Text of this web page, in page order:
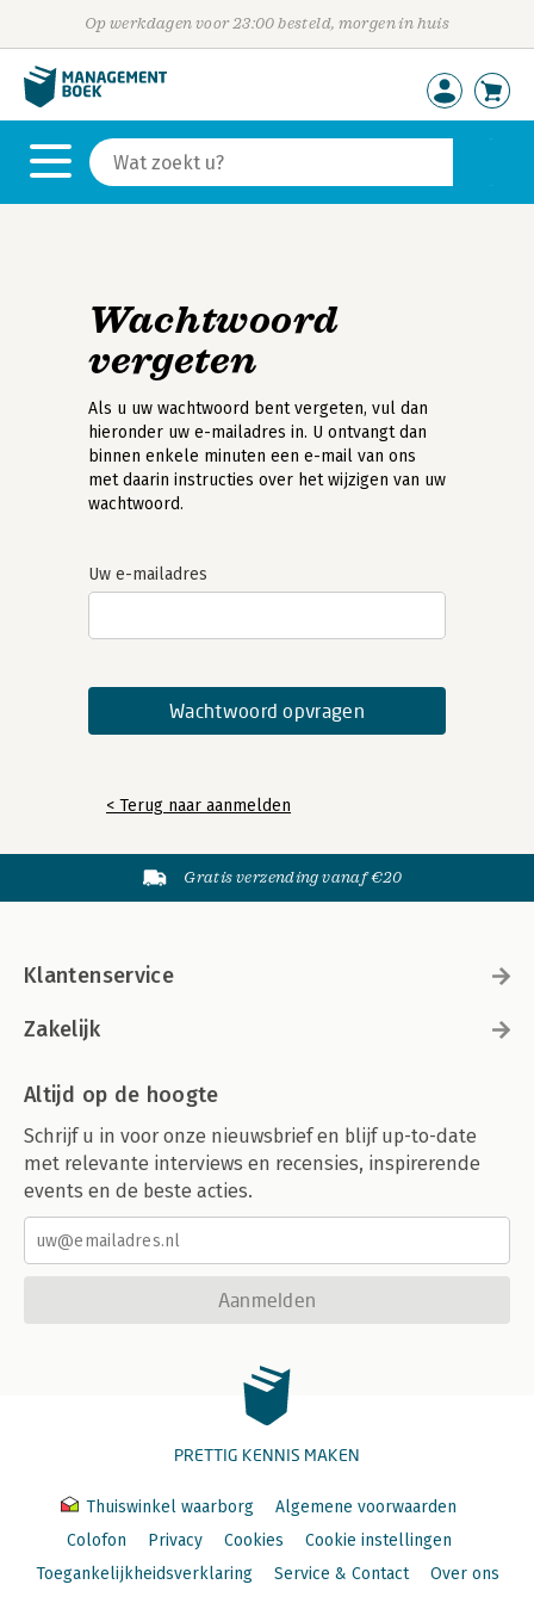
Op werkdagen voor 23:00 besteld, morgen in huis
Wachtwoord
vergeten
Als u uw wachtwoord bent vergeten, vul dan
hieronder uw e-mailadres in. U ontvangt dan
binnen enkele minuten een e-mail van ons
met daarin instructies over het wijzigen van uw
wachtwoord.
Uw e-mailadres
< Terug naar aanmelden
Gratis verzending vanaf €20
Klantenservice
Zakelijk
Altijd op de hoogte
Schrijf u in voor onze nieuwsbrief en blijf up-to-date
met relevante interviews en recensies, inspirerende
events en de beste acties.
Aanmelden
PRETTIG KENNIS MAKEN
Thuiswinkel waarborg
Algemene voorwaarden
Colofon
Privacy Cookies
Cookie instellingen
Toegankelijkheidsverklaring
Service & Contact Over ons